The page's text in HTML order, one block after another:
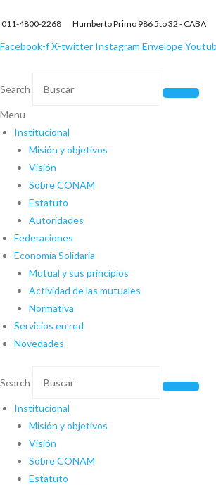
011-4800-2268 Humberto Primo 986 5to 32 - CABA
Facebook-fX-twitter Instagram Envelope
Search
Menu
Institucional
Misión y objetivos
Visión
Sobre CONAM
Estatuto
Autoridades
Federaciones
Economía Solidaria
Mutual y sus principios
Actividad de las mutuales
Normativa
Servicios en red
Novedades
Search
Institucional
Misión y objetivos
Visión
Sobre CONAM
Estatuto